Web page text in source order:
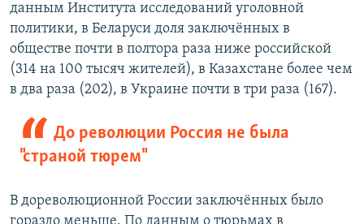
данным Института исследований уголовной
политики, в Беларуси доля заключённых в
обществе почти в полтора раза ниже российской
(314 на 100 тысяч жителей), в Казахстане более чем
в два раза (202), в Украине почти в три раза (167).
До революции Россия не была
"страной тюрем"
В дореволюционной России заключённых было